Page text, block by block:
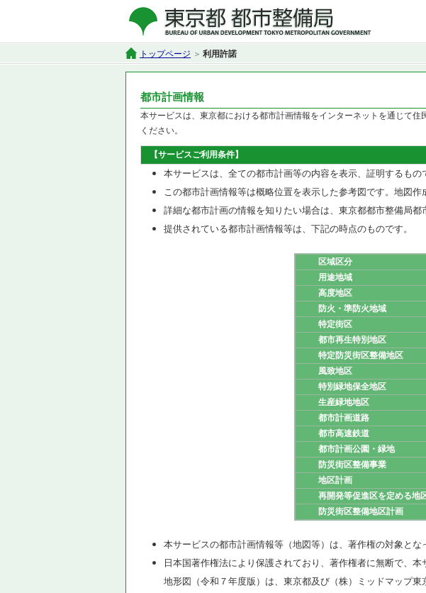
トップページ 利用許諾
都市計画情報
本サービスは、東京都における都市計画情報をインターネットを通じて
ください。
【サービスご利用条件】
本サービスは、全ての都市計画等の内容を表示、証明するも
この都市計画情報等は概略位置を表示した参考図です。地図
詳細な都市計画の情報を知りたい場合は、東京都都市整備局
提供されている都市計画情報等は、下記の時点のものです。
区域区分
用途地域
高度地区
防火・準防火地域
特定街区
都市再生特別地区
特定防災街区整備地区
風致地区
特別緑地保全地区
生産緑地地区
都市計画道路
都市高速鉄道
都市計画公園・緑地
防災街区整備事業
地区計画
再開発等促進区を定める地
防災街区整備地区計画
本サービスの都市計画情報等（地図等）は、著作権の対象とな
日本国著作権法により保護されており、著作権者に無断で、
地形図（令和７年度版）は、東京都及び（株）ミッドマップ東